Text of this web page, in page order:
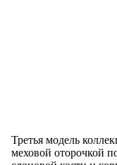
Третья модель
меховой оторочкой